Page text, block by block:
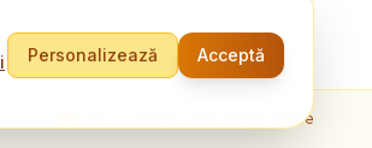
Link-uri directe către librării sigure
Personalizează Acceptă